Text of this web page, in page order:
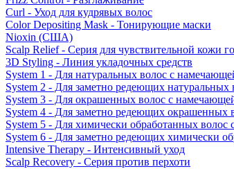
Curl - Уход для кудрявых волос
Color Depositing Mask - Тонирующие маски
Nioxin (США)
Scalp Relief - Серия для чувствительной кожи
3D Styling - Линия укладочных средств
System 1 - Для натуральных волос с
System 2 - Для заметно редеющих натуральных
System 3 - Для окрашенных волос с
System 4 - Для заметно редеющих окрашенных
System 5 - Для химически обработанных
System 6 - Для заметно редеющих химически
Intensive Therapy - Интенсивный уход
Scalp Recovery - Серия против перхоти